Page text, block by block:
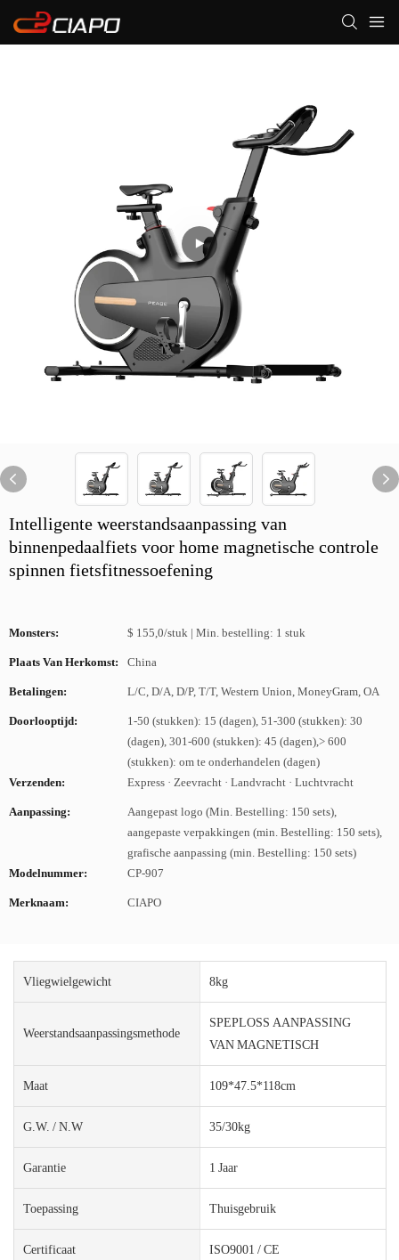
Intelligente weerstandsaanpassing van
binnenpedaalfiets voor home magnetische controle
spinnen fietsfitnessoefening
Monsters: $ 155,0/stuk | Min. bestelling: 1 stuk
Plaats Van Herkomst: China
Betalingen: L/C, D/A, D/P, T/T, Western Union, MoneyGram, OA
Doorlooptijd:
1-50 (stukken): 15 (dagen), 51-300 (stukken): 30
(dagen), 301-600 (stukken): 45 (dagen),> 600
(stukken): om te onderhandelen (dagen)
Verzenden:
Express · Zeevracht · Landvracht · Luchtvracht
Aanpassing:
Aangepast logo (Min. Bestelling: 150 sets),
aangepaste verpakkingen (min. Bestelling: 150 sets),
grafische aanpassing (min. Bestelling: 150 sets)
Modelnummer:
CP-907
Merknaam: CIAPO
Vliegwielgewicht 8kg
Weerstandsaanpassingsmethode
SPEPLOSS AANPASSING
VAN MAGNETISCH
Maat 109*47.5*118cm
G.W. / N.W 35/30kg
Garantie 1 Jaar
Toepassing Thuisgebruik
Certificaat ISO9001 / CE